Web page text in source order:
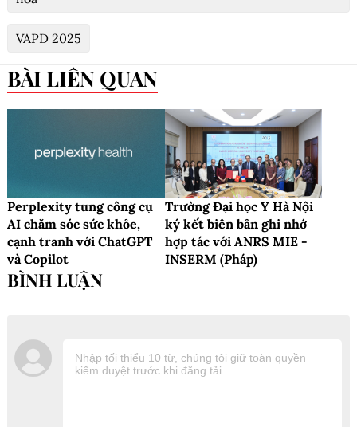
VAPD 2025
BÀI LIÊN QUAN
Perplexity tung công cụ
AI chăm sóc sức khỏe,
cạnh tranh với ChatGPT
và Copilot
Trường Đại học Y Hà Nội
ký kết biên bản ghi nhớ
hợp tác với ANRS MIE -
INSERM (Pháp)